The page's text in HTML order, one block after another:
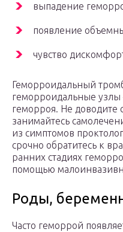
выпадение
появление
чувство
Геморроидальный
геморроидальные
геморроя. Не доводите
занимайтесь
из симптомов
срочно обратитесь к
ранних стадиях
помощью
Роды,
Часто геморрой